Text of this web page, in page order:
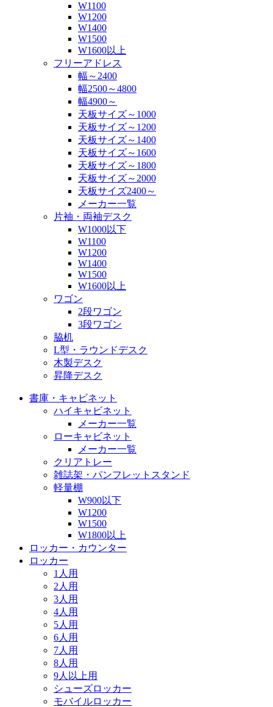
W1100
W1200
W1400
W1500
W1600以上
フリーアドレス
幅～2400
幅2500～4800
幅4900～
天板サイズ～1000
天板サイズ～1200
天板サイズ～1400
天板サイズ～1600
天板サイズ～1800
天板サイズ～2000
天板サイズ2400～
メーカー一覧
片袖・両袖デスク
W1000以下
W1100
W1200
W1400
W1500
W1600以上
ワゴン
2段ワゴン
3段ワゴン
脇机
L型・ラウンドデスク
木製デスク
昇降デスク
書庫・キャビネット
ハイキャビネット
メーカー一覧
ローキャビネット
メーカー一覧
クリアトレー
雑誌架・パンフレットスタンド
軽量棚
W900以下
W1200
W1500
W1800以上
ロッカー・カウンター
ロッカー
1人用
2人用
3人用
4人用
5人用
6人用
7人用
8人用
9人以上用
シューズロッカー
モバイルロッカー